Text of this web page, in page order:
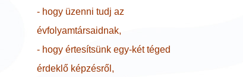
- hogy üzenni tudj az
évfolyamtársaidnak,
- hogy értesítsünk egy-két téged
érdeklő képzésről,